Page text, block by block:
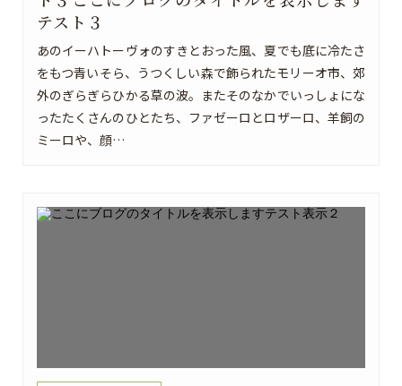
テスト３
あのイーハトーヴォのすきとおった風、夏でも底に冷たさ
をもつ青いそら、うつくしい森で飾られたモリーオ市、郊
外のぎらぎらひかる草の波。またそのなかでいっしょにな
ったたくさんのひとたち、ファゼーロとロザーロ、羊飼の
ミーロや、顔…